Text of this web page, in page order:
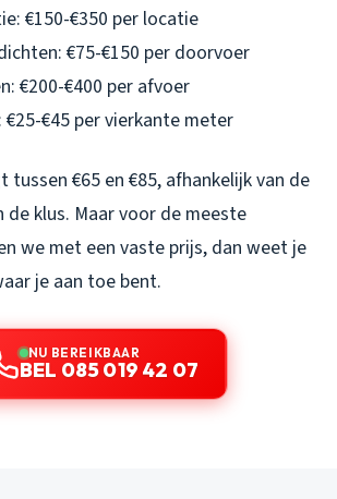
€150-€350 per locatie
€75-€150 per doorvoer
€200-€400 per afvoer
€25-€45 per vierkante meter
tussen €65 en €85, afhankelijk van de
klus. Maar voor de meeste
we met een vaste prijs, dan weet je
je aan toe bent.
NU BEREIKBAAR
BEL 085 019 42 07